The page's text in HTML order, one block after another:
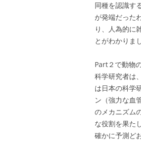
同種を認識す
が発端だった
り、人為的に
とがわかりま
Part２で動物
科学研究者は
は日本の科学
ン（強力な血
のメカニズム
な役割を果た
確かに予測ど